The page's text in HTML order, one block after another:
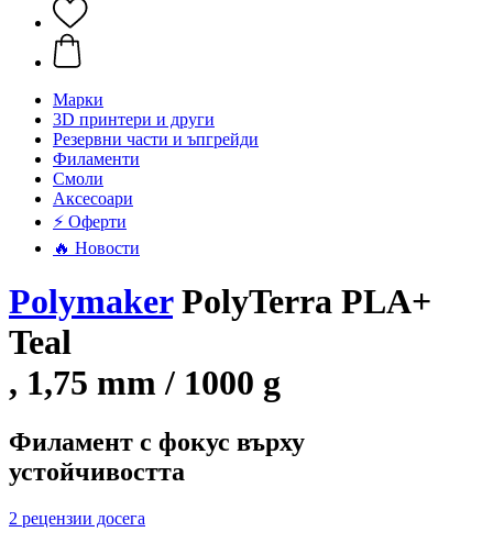
Mарки
3D принтери и други
Резервни части и ъпгрейди
Филаменти
Смоли
Аксесоари
⚡ Оферти
🔥 Новости
PolymakerPolyTerra PLA+
Teal
, 1,75 mm / 1000 g
Филамент с фокус върху
устойчивостта
2 рецензии досега